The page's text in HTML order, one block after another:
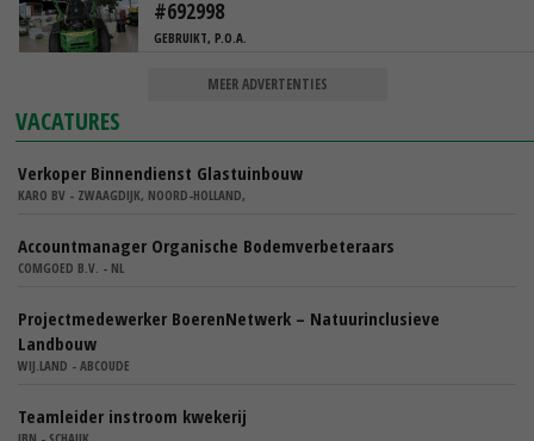
#692998
GEBRUIKT, P.O.A.
MEER ADVERTENTIES
VACATURES
Verkoper Binnendienst Glastuinbouw
KARO BV - ZWAAGDIJK, NOORD-HOLLAND,
Accountmanager Organische Bodemverbeteraars
COMGOED B.V. - NL
Projectmedewerker BoerenNetwerk – Natuurinclusieve
Landbouw
WIJ.LAND - ABCOUDE
Teamleider instroom kwekerij